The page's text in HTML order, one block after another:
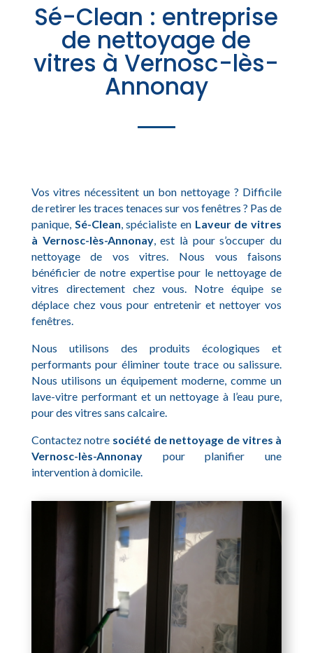
Sé-Clean : entreprise
de nettoyage de
vitres à Vernosc-lès-
Annonay
Vos vitres nécessitent un bon nettoyage ? Difficile
de retirer les traces tenaces sur vos fenêtres ? Pas de
panique, Sé-Clean, spécialiste en Laveur de vitres
à Vernosc-lès-Annonay, est là pour s’occuper du
nettoyage de vos vitres. Nous vous faisons
bénéficier de notre expertise pour le nettoyage de
vitres directement chez vous. Notre équipe se
déplace chez vous pour entretenir et nettoyer vos
fenêtres.
Nous utilisons des produits écologiques et
performants pour éliminer toute trace ou salissure.
Nous utilisons un équipement moderne, comme un
lave-vitre performant et un nettoyage à l’eau pure,
pour des vitres sans calcaire.
Contactez notre société de nettoyage de vitres à
Vernosc-lès-Annonaypour planifier une
intervention à domicile.